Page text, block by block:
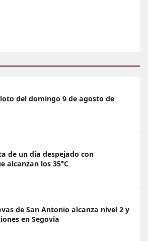
del domingo 9 de agosto de
de un día despejado con
alcanzan los 35°C
de San Antonio alcanza nivel 2 y
en Segovia